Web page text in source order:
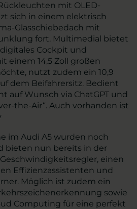
mit OLED-
sich in einem elektrisch
Glasschiebedach mit
fort. Multimedial bietet
Cockpit und
einem 14,5 Zoll großen
nutzt zudem ein 10,9
dem Beifahrersitz. Bedient
auf Wunsch via ChatGPT und
the-Air“. Auch vorhanden ist
im Audi A5 wurden noch
bieten nun bereits in der
einen
Effizienzassistenten und
Möglich ist zudem ein
sowie
Computing für eine perfekt